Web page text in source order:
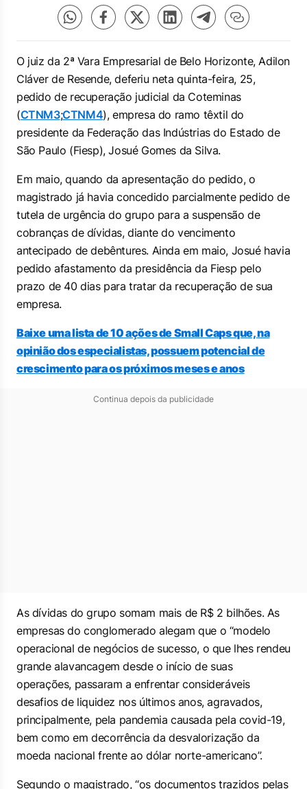
O juiz da 2ª Vara Empresarial de Belo Horizonte, Adilon
Cláver de Resende, deferiu neta quinta-feira, 25,
pedido de recuperação judicial da Coteminas
(CTNM3;CTNM4), empresa do ramo têxtil do
presidente da Federação das Indústrias do Estado de
São Paulo (Fiesp), Josué Gomes da Silva.
Em maio, quando da apresentação do pedido, o
magistrado já havia concedido parcialmente pedido de
tutela de urgência do grupo para a suspensão de
cobranças de dívidas, diante do vencimento
antecipado de debêntures. Ainda em maio, Josué havia
pedido afastamento da presidência da Fiesp pelo
prazo de 40 dias para tratar da recuperação de sua
empresa.
Baixe uma lista de 10 ações de Small Caps que, na
opinião dos especialistas, possuem potencial de
crescimento para os próximos meses e anos
Continua depois da publicidade
As dívidas do grupo somam mais de R$ 2 bilhões. As
empresas do conglomerado alegam que o “modelo
operacional de negócios de sucesso, o que lhes rendeu
grande alavancagem desde o início de suas
operações, passaram a enfrentar consideráveis
desafios de liquidez nos últimos anos, agravados,
principalmente, pela pandemia causada pela covid-19,
bem como em decorrência da desvalorização da
moeda nacional frente ao dólar norte-americano”.
Segundo o magistrado, “os documentos trazidos pelas